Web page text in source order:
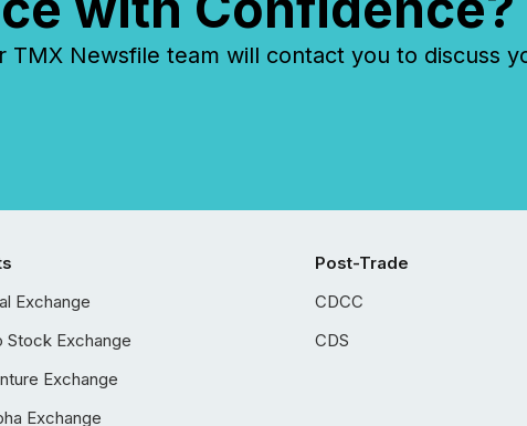
TMX Newsfile team will contact you to discuss
Exchange
Stock Exchange
Exchange
Exchange
Post-Trade
CDCC
CDS